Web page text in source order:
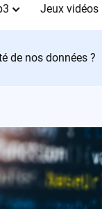
Jeux vidéos
de nos données ?